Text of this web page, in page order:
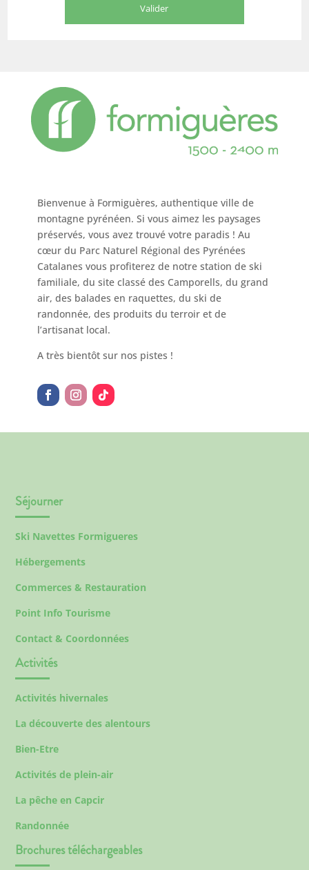
Bienvenue à Formiguères, authentique ville de
montagne pyrénéen. Si vous aimez les paysages
préservés, vous avez trouvé votre paradis ! Au
cœur du Parc Naturel Régional des Pyrénées
Catalanes vous profiterez de notre station de ski
familiale, du site classé des Camporells, du grand
air, des balades en raquettes, du ski de
randonnée, des produits du terroir et de
l’artisanat local.
A très bientôt sur nos pistes !
Séjourner
Ski Navettes Formigueres
Hébergements
Commerces & Restauration
Point Info Tourisme
Contact & Coordonnées
Activités
Activités hivernales
La découverte des alentours
Bien-Etre
Activités de plein-air
La pêche en Capcir
Randonnée
Brochures téléchargeables